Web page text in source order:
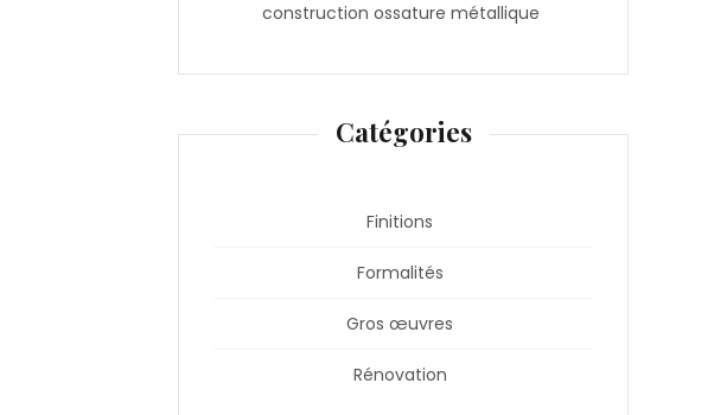
construction ossature métallique
Catégories
Finitions
Formalités
Gros œuvres
Rénovation